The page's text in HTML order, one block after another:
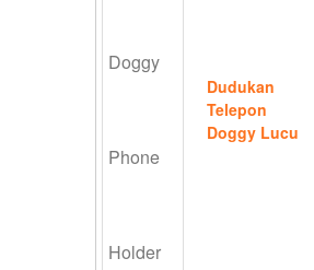
Dudukan
Telepon
Doggy Lucu